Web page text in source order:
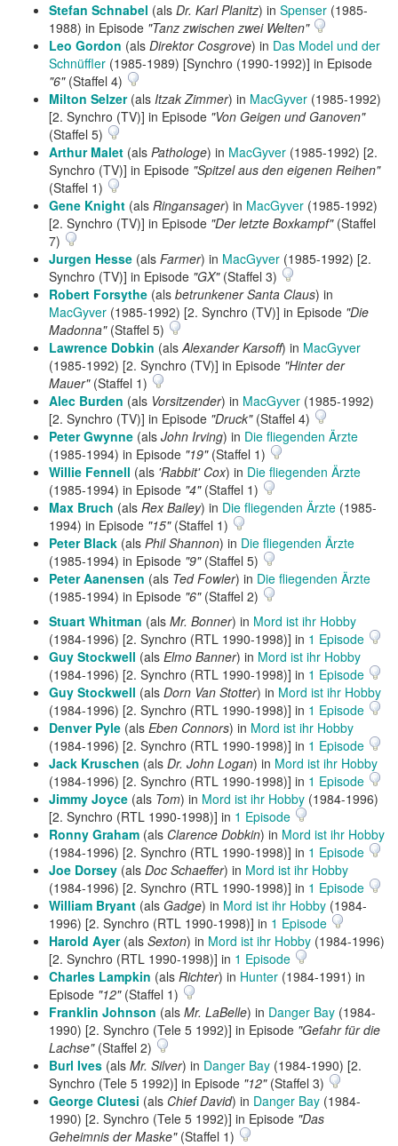
Stefan Schnabel (als Dr. Karl Planitz) in Spenser (1985-
1988) in Episode "Tanz zwischen zwei Welten"
Leo Gordon (als Direktor Cosgrove) in Das Model und der
Schnüffler (1985-1989) [Synchro (1990-1992)] in Episode
"6"(Staffel 4)
Milton Selzer(als Itzak Zimmer) in MacGyver (1985-1992)
[2. Synchro (TV)] in Episode "Von Geigen und Ganoven"
(Staffel 5)
Arthur Malet (als Pathologe) in MacGyver (1985-1992) [2.
Synchro (TV)] in Episode "Spitzel aus den eigenen Reihen"
(Staffel 1)
Gene Knight (als Ringansager) in MacGyver (1985-1992)
[2. Synchro (TV)] in Episode "Der letzte Boxkampf"(Staffel
7)
Jurgen Hesse (als Farmer) in MacGyver (1985-1992) [2.
Synchro (TV)] in Episode "GX"(Staffel 3)
Robert Forsythe (als betrunkener Santa Claus) in
MacGyver (1985-1992) [2. Synchro (TV)] in Episode "Die
Madonna"(Staffel 5)
Lawrence Dobkin (alsAlexander Karsoff) in MacGyver
(1985-1992) [2. Synchro (TV)] in Episode "Hinter der
Mauer"(Staffel 1)
Alec Burden (als Vorsitzender) in MacGyver (1985-1992)
[2. Synchro (TV)] in Episode "Druck"(Staffel 4)
Peter Gwynne (als John Irving) in Die fliegenden Ärzte
(1985-1994) in Episode "19"(Staffel 1)
Willie Fennell (als 'Rabbit' Cox) in Die fliegenden Ärzte
(1985-1994) in Episode "4"(Staffel 1)
Max Bruch (als Rex Bailey) in Die fliegenden Ärzte (1985-
1994) in Episode "15"(Staffel 1)
Peter Black (als Phil Shannon) in Die fliegenden Ärzte
(1985-1994) in Episode "9"(Staffel 5)
Peter Aanensen (als Ted Fowler) in Die fliegenden Ärzte
(1985-1994) in Episode "6"(Staffel 2)
Stuart Whitman (als Mr. Bonner) in Mord ist ihr Hobby
(1984-1996) [2. Synchro (RTL 1990-1998)] in 1 Episode
Guy Stockwell (als Elmo Banner) in Mord ist ihr Hobby
(1984-1996) [2. Synchro (RTL 1990-1998)] in 1 Episode
Guy Stockwell (als Dorn Van Stotter) in Mord ist ihr Hobby
(1984-1996) [2. Synchro (RTL 1990-1998)] in 1 Episode
Denver Pyle (als Eben Connors) in Mord ist ihr Hobby
(1984-1996) [2. Synchro (RTL 1990-1998)] in 1 Episode
Jack Kruschen (als Dr. John Logan) in Mord ist ihr Hobby
(1984-1996) [2. Synchro (RTL 1990-1998)] in 1 Episode
Jimmy Joyce (als Tom) in Mord ist ihr Hobby (1984-1996)
[2. Synchro (RTL 1990-1998)] in 1 Episode
Ronny Graham (als Clarence Dobkin) in Mord ist ihr Hobby
(1984-1996) [2. Synchro (RTL 1990-1998)] in 1 Episode
Joe Dorsey (als Doc Schaeffer) in Mord ist ihr Hobby
(1984-1996) [2. Synchro (RTL 1990-1998)] in 1 Episode
William Bryant (als Gadge) in Mord ist ihr Hobby (1984-
1996) [2. Synchro (RTL 1990-1998)] in 1 Episode
Harold Ayer(als Sexton) in Mord ist ihr Hobby (1984-1996)
[2. Synchro (RTL 1990-1998)] in 1 Episode
Charles Lampkin (als Richter) in Hunter (1984-1991) in
Episode "12"(Staffel 1)
Franklin Johnson (als Mr. LaBelle) in Danger Bay (1984-
1990) [2. Synchro (Tele 5 1992)] in Episode "Gefahr für die
Lachse"(Staffel 2)
Burl Ives (als Mr. Silver) in Danger Bay (1984-1990) [2.
Synchro (Tele 5 1992)] in Episode "12"(Staffel 3)
George Clutesi (als Chief David) in Danger Bay (1984-
1990) [2. Synchro (Tele 5 1992)] in Episode "Das
Geheimnis der Maske"(Staffel 1)